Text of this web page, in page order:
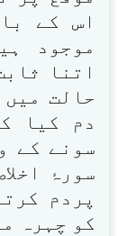
اس کے
موجود
اتنا
حالت
دم کیا
سونے کے
سورۂ
پردم
کو چہرہ